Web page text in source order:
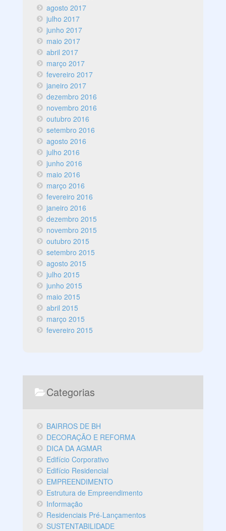
agosto 2017
julho 2017
junho 2017
maio 2017
abril 2017
março 2017
fevereiro 2017
janeiro 2017
dezembro 2016
novembro 2016
outubro 2016
setembro 2016
agosto 2016
julho 2016
junho 2016
maio 2016
março 2016
fevereiro 2016
janeiro 2016
dezembro 2015
novembro 2015
outubro 2015
setembro 2015
agosto 2015
julho 2015
junho 2015
maio 2015
abril 2015
março 2015
fevereiro 2015
Categorias
BAIRROS DE BH
DECORAÇÃO E REFORMA
DICA DA AGMAR
Edifício Corporativo
Edifício Residencial
EMPREENDIMENTO
Estrutura de Empreendimento
Informação
Residenciais Pré-Lançamentos
SUSTENTABILIDADE